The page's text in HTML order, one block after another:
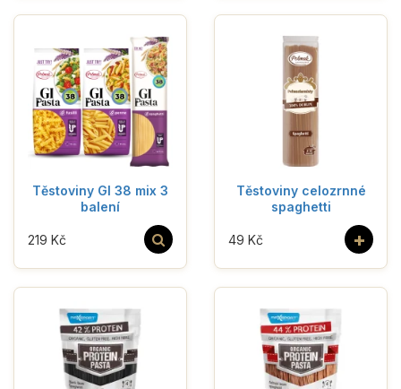
Těstoviny GI 38 mix 3
balení
219 Kč
Těstoviny celozrnné
spaghetti
+
49 Kč